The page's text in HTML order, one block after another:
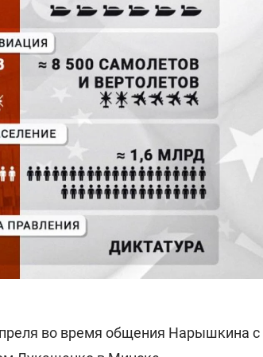
во время общения Нарышкина с